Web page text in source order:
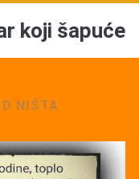
koji šapuće
NIŠTA